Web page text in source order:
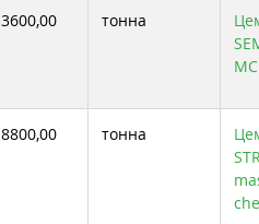
3600,00 тонна
8800,00 тонна